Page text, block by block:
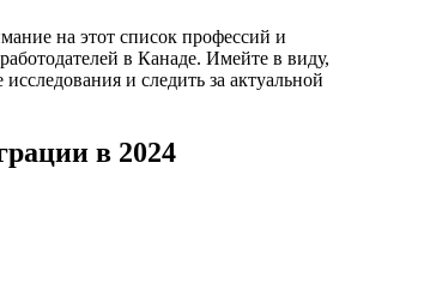
на этот список профессий и
в Канаде. Имейте в виду,
и следить за актуальной
в 2024